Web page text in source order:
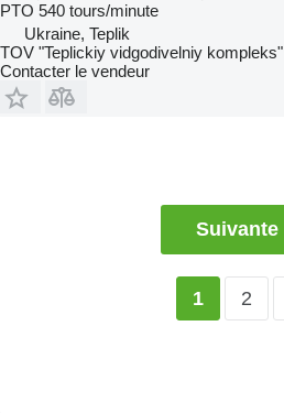
PTO 540 tours/minute
Ukraine, Teplik
TOV "Teplickiy vidgodivelniy kompleks"
Contacter le vendeur
Suivante
1 2